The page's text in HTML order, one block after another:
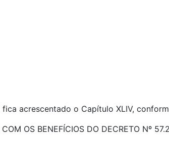
fica acrescentado o Capítulo XLIV,
OS BENEFÍCIOS DO DECRETO Nº